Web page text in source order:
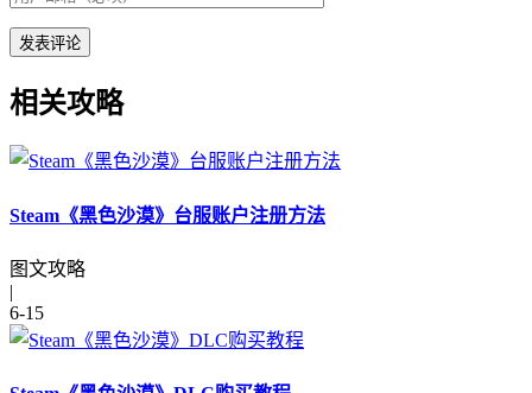
相关攻略
Steam《黑色沙漠》台服账户注册方法
图文攻略
|
6-15